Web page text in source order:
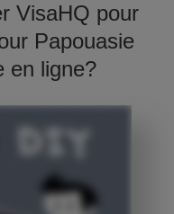
VisaHQ pour
Papouasie
en ligne?